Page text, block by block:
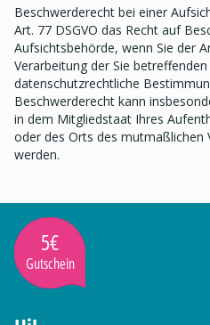
Beschwerderecht bei einer
Art. 77 DSGVO das Recht auf
Aufsichtsbehörde, wenn Sie der
Verarbeitung der Sie
datenschutzrechtliche
Beschwerderecht kann
in dem Mitgliedstaat Ihres
oder des Orts des
werden.
5€
Gutschein